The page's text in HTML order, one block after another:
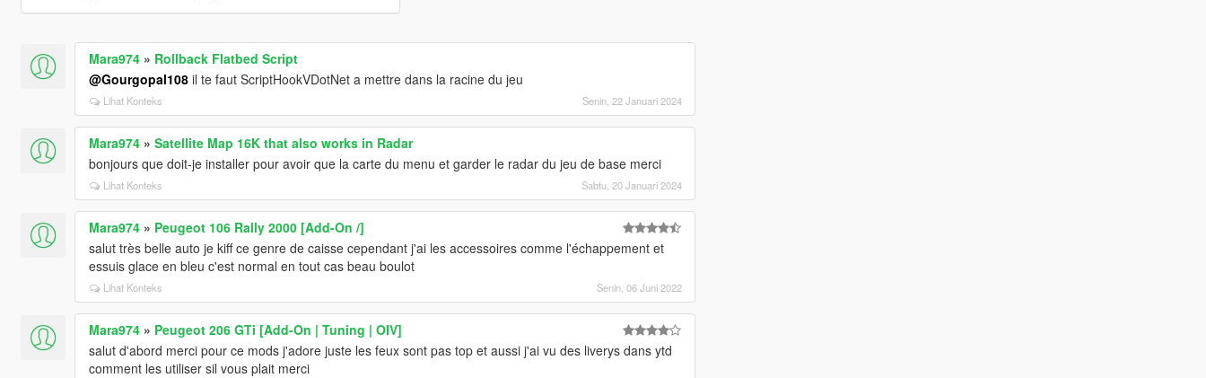
Mara974» Rollback Flatbed Script
@Gourgopal108il te faut ScriptHookVDotNet a mettre dans la racine du jeu
Lihat Konteks Senin, 22 Januari 2024
Mara974» Satellite Map 16K that also works in Radar
bonjours que doit-je installer pour avoir que la carte du menu et garder le radar du jeu de base merci
Lihat Konteks Sabtu, 20 Januari 2024
Mara974» Peugeot 106 Rally 2000 [Add-On /]
salut très belle auto je kiff ce genre de caisse cependant j'ai les accessoires comme l'échappement et
essuis glace en bleu c'est normal en tout cas beau boulot
Lihat Konteks Senin, 06 Juni 2022
Mara974» Peugeot 206 GTi [Add-On | Tuning | OIV]
salut d'abord merci pour ce mods j'adore juste les feux sont pas top et aussi j'ai vu des liverys dans ytd
comment les utiliser sil vous plait merci